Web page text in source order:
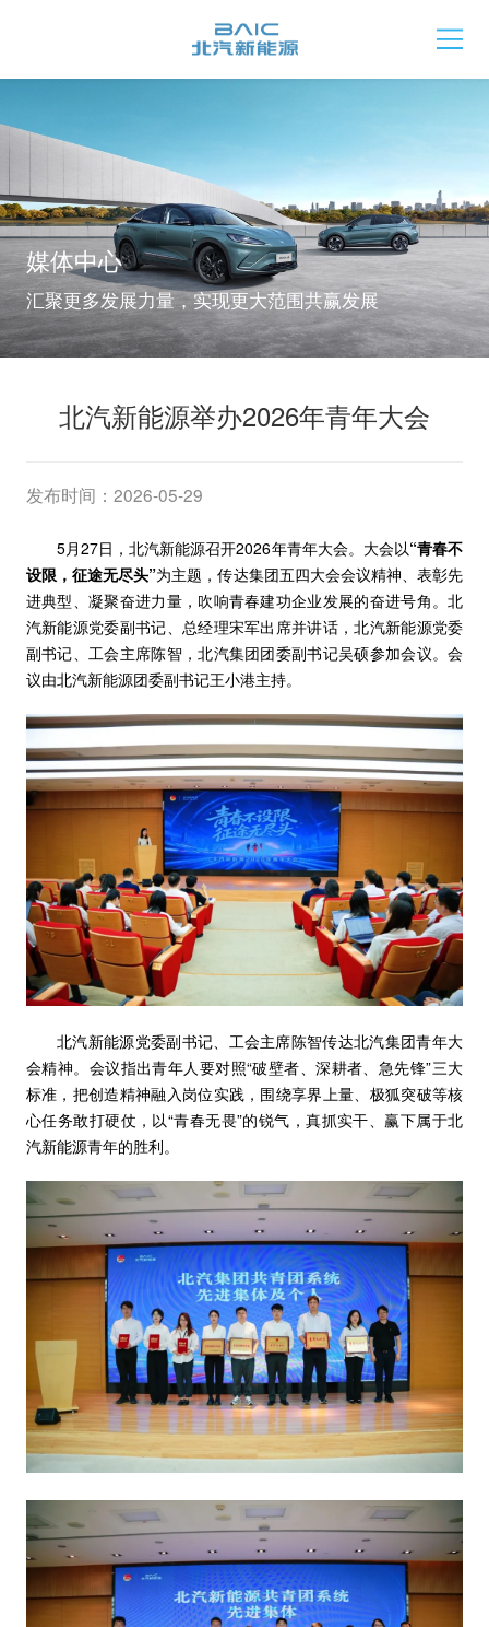
媒体中心
汇聚更多发展力量，实现更大范围共赢发展
北汽新能源举办2026年青年大会
发布时间：2026-05-29
5月27日，北汽新能源召开2026年青年大会。大会以“青春不
设限，征途无尽头”为主题，传达集团五四大会会议精神、表彰先
进典型、凝聚奋进力量，吹响青春建功企业发展的奋进号角。北
汽新能源党委副书记、总经理宋军出席并讲话，北汽新能源党委
副书记、工会主席陈智，北汽集团团委副书记吴硕参加会议。会
议由北汽新能源团委副书记王小港主持。
北汽新能源党委副书记、工会主席陈智传达北汽集团青年大
会精神。会议指出青年人要对照“破壁者、深耕者、急先锋”三大
标准，把创造精神融入岗位实践，围绕享界上量、极狐突破等核
心任务敢打硬仗，以“青春无畏”的锐气，真抓实干、赢下属于北
汽新能源青年的胜利。